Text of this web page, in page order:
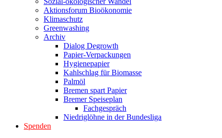
Aktionsforum Bioökonomie
Klimaschutz
Greenwashing
Archiv
Dialog Degrowth
Papier-Verpackungen
Hygienepapier
Kahlschlag für Biomasse
Palmöl
Bremen spart Papier
Bremer Speiseplan
Fachgespräch
Niedriglöhne in der Bundesliga
Spenden